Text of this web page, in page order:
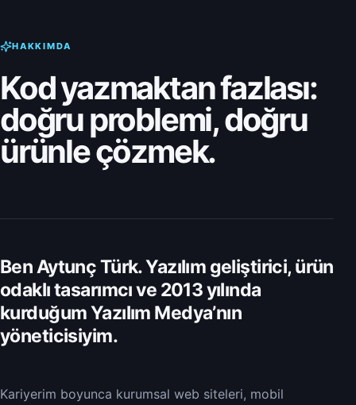
HAKKIMDA
Kod yazmaktan fazlası:
doğru problemi, doğru
ürünle çözmek.
Ben Aytunç Türk. Yazılım geliştirici, ürün
odaklı tasarımcı ve 2013 yılında
kurduğum Yazılım Medya’nın
yöneticisiyim.
Kariyerim boyunca kurumsal web siteleri, mobil